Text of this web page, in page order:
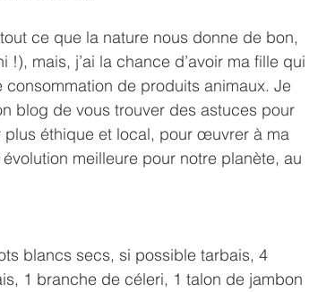
ce que la nature nous donne de bon,
mais, j’ai la chance d’avoir ma fille qui
de produits animaux. Je
blog de vous trouver des astuces pour
éthique et local, pour œuvrer à ma
meilleure pour notre planète, au
blancs secs, si possible tarbais, 4
1 branche de céleri, 1 talon de jambon